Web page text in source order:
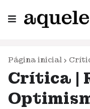
Página inicial
Crítica |